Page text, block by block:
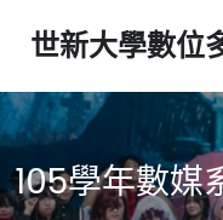
世新大學數位
105學年數媒